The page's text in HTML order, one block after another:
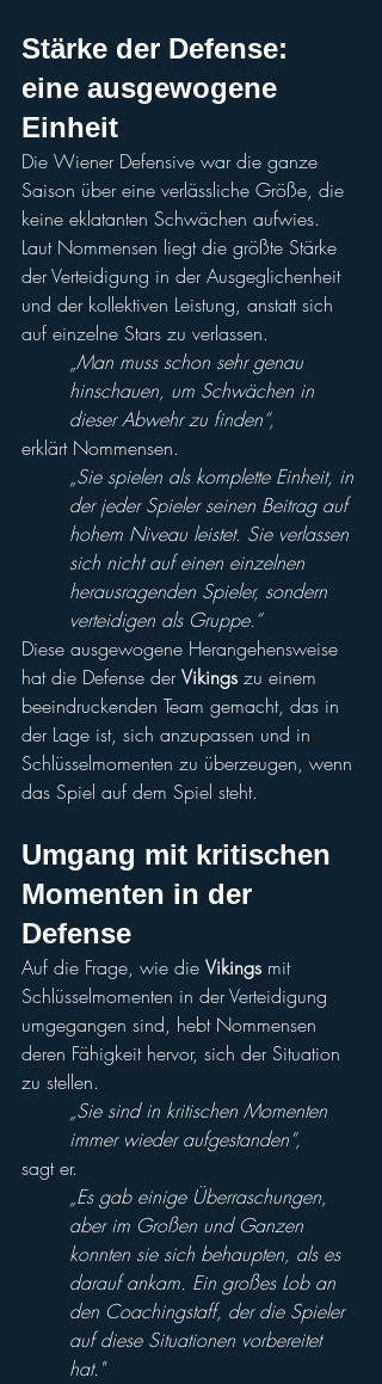
Stärke der Defense:
eine ausgewogene
Einheit
Die Wiener Defensive war die ganze
Saison über eine verlässliche Größe, die
keine eklatanten Schwächen aufwies.
Laut Nommensen liegt die größte Stärke
der Verteidigung in der Ausgeglichenheit
und der kollektiven Leistung, anstatt sich
auf einzelne Stars zu verlassen.
„Man muss schon sehr genau
hinschauen, um Schwächen in
dieser Abwehr zu finden“,
erklärt Nommensen.
„Sie spielen als komplette Einheit, in
der jeder Spieler seinen Beitrag auf
hohem Niveau leistet. Sie verlassen
sich nicht auf einen einzelnen
herausragenden Spieler, sondern
verteidigen als Gruppe.“
Diese ausgewogene Herangehensweise
hat die Defense der Vikings zu einem
beeindruckenden Team gemacht, das in
der Lage ist, sich anzupassen und in
Schlüsselmomenten zu überzeugen, wenn
das Spiel auf dem Spiel steht.
Umgang mit kritischen
Momenten in der
Defense
Auf die Frage, wie die Vikings mit
Schlüsselmomenten in der Verteidigung
umgegangen sind, hebt Nommensen
deren Fähigkeit hervor, sich der Situation
zu stellen.
„Sie sind in kritischen Momenten
immer wieder aufgestanden“,
sagt er.
„Es gab einige Überraschungen,
aber im Großen und Ganzen
konnten sie sich behaupten, als es
darauf ankam. Ein großes Lob an
den Coachingstaff, der die Spieler
auf diese Situationen vorbereitet
hat."